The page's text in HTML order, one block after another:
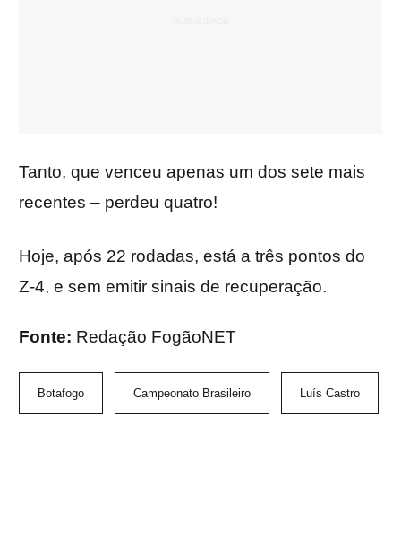
Tanto, que venceu apenas um dos sete mais
recentes – perdeu quatro!
Hoje, após 22 rodadas, está a três pontos do
Z-4, e sem emitir sinais de recuperação.
Fonte: Redação FogãoNET
Botafogo Campeonato Brasileiro Luís Castro